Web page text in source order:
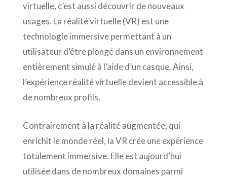
virtuelle, c’est aussi découvrir de nouveaux
usages. La réalité virtuelle (VR) est une
technologie immersive permettant à un
utilisateur d’être plongé dans un environnement
entièrement simulé à l’aide d’un casque. Ainsi,
l’expérience réalité virtuelle devient accessible à
de nombreux profils.
Contrairement à la réalité augmentée, qui
enrichit le monde réel, la VR crée une expérience
totalement immersive. Elle est aujourd’hui
utilisée dans de nombreux domaines parmi